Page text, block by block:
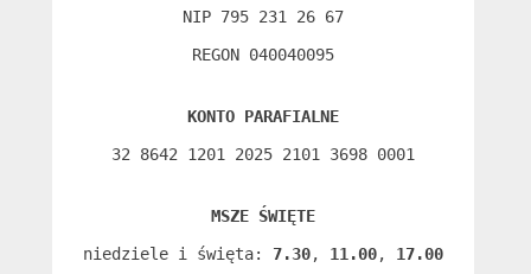
NIP 795 231 26 67
REGON 040040095
KONTO PARAFIALNE
32 8642 1201 2025 2101 3698 0001
MSZE ŚWIĘTE
niedziele i święta: 7.30, 11.00, 17.00